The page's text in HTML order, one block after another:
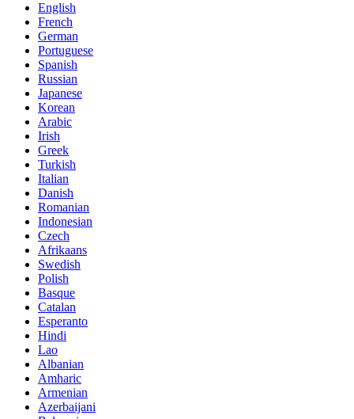
English
French
German
Portuguese
Spanish
Russian
Japanese
Korean
Arabic
Irish
Greek
Turkish
Italian
Danish
Romanian
Indonesian
Czech
Afrikaans
Swedish
Polish
Basque
Catalan
Esperanto
Hindi
Lao
Albanian
Amharic
Armenian
Azerbaijani